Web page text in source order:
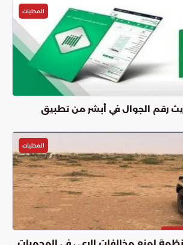
المحليات
رقم الجوال في أبشر من تطبيق
المحليات